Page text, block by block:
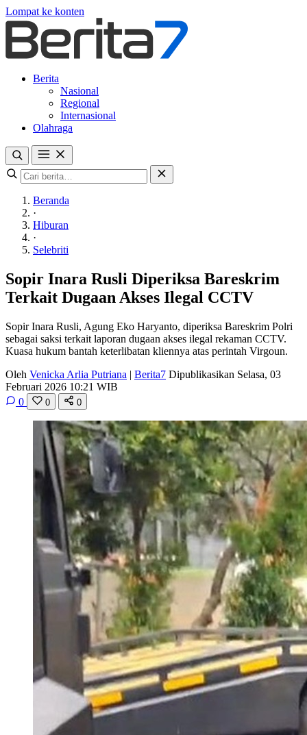
Lompat ke konten
Berita
Nasional
Regional
Internasional
Olahraga
Beranda
·
Hiburan
·
Selebriti
Sopir Inara Rusli Diperiksa Bareskrim
Terkait Dugaan Akses Ilegal CCTV
Sopir Inara Rusli, Agung Eko Haryanto, diperiksa Bareskrim Polri
sebagai saksi terkait laporan dugaan akses ilegal rekaman CCTV.
Kuasa hukum bantah keterlibatan kliennya atas perintah Virgoun.
Oleh Venicka Arlia Putriana | Berita7 Dipublikasikan Selasa, 03
Februari 2026 10:21 WIB
0
0 0